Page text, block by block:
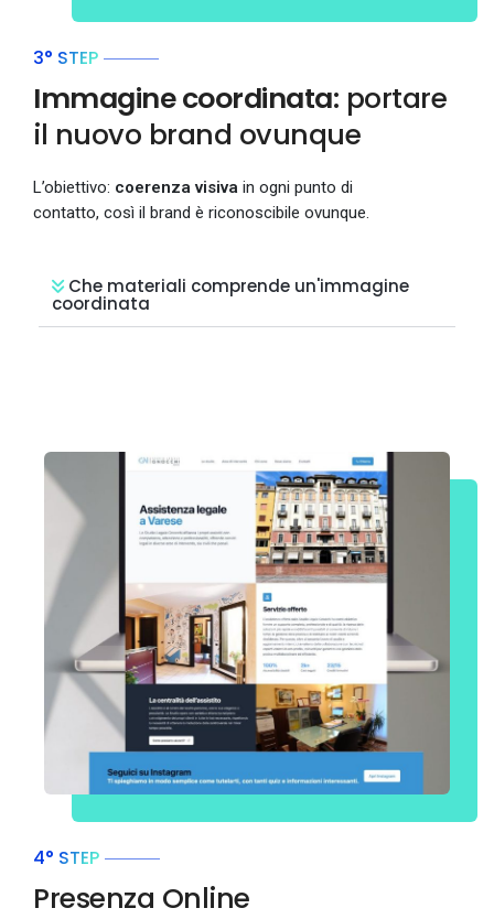
3° STEP
Immagine coordinata: portare
il nuovo brand ovunque
L’obiettivo: coerenza visiva in ogni punto di
contatto, così il brand è riconoscibile ovunque.
Che materiali comprende un'immagine
coordinata
4° STEP
Presenza Online